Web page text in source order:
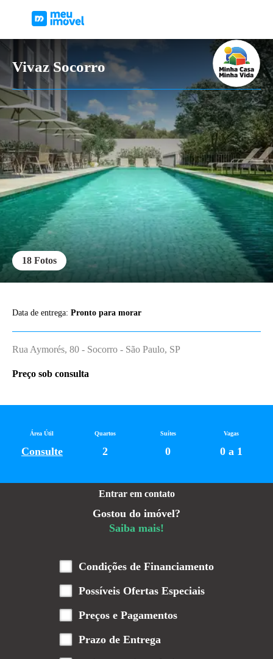
Vivaz Socorro
18 Fotos
Entrar em contato
Gostou do imóvel?
Saiba mais!
Condições de Financiamento
Possíveis Ofertas Especiais
Preços e Pagamentos
Prazo de Entrega
Área Útil
Consulte
Quartos
2
Suítes
0
Vagas
0 a 1
Data de entrega: Pronto para morar
Rua Aymorés, 80 - Socorro - São Paulo, SP
Preço sob consulta